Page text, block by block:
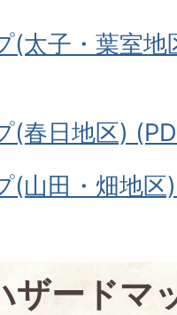
(太子・葉室
(春日地区)
(山田・畑地
ザードマ